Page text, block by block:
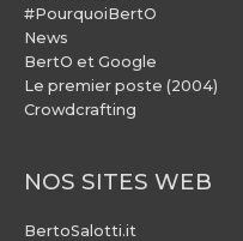
#PourquoiBertO
News
BertO et Google
Le premier poste (2004)
Crowdcrafting
NOS SITES WEB
BertoSalotti.it